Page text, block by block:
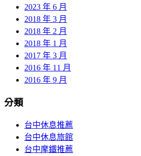
2023 年 6 月
2018 年 3 月
2018 年 2 月
2018 年 1 月
2017 年 3 月
2016 年 11 月
2016 年 9 月
分類
台中休息推薦
台中休息旅館
台中摩鐵推薦